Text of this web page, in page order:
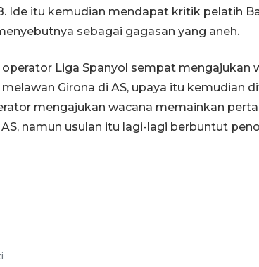
Ide itu kemudian mendapat kritik pelatih
sebagai gagasan yang aneh.
operator Liga Spanyol sempat mengajukan
Girona di AS, upaya itu kemudian
mengajukan wacana memainkan
namun usulan itu lagi-lagi berbuntut